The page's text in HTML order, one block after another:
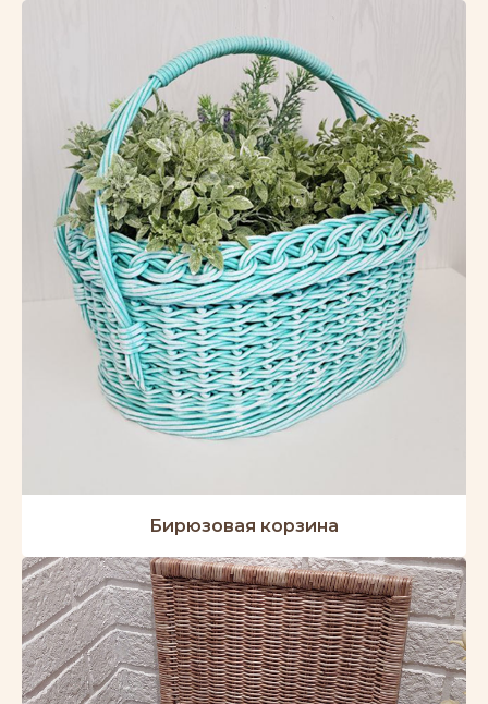
Бирюзовая корзина